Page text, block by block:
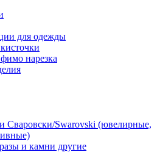
для одежды
нарезка
Сваровски/Swarovski (ювелирные,
и камни другие